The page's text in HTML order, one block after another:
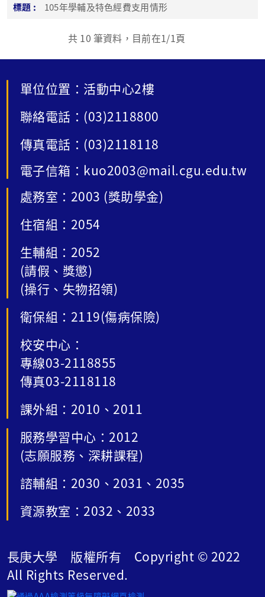
105年學輔及特色經費支用情形
共 10 筆資料，目前在1/1頁
單位位置：活動中心2樓
聯絡電話：(03)2118800
傳真電話：(03)2118118
電子信箱：kuo2003@mail.cgu.edu.tw
處務室：2003 (獎助學金)
住宿組：2054
生輔組：2052
(請假、獎懲)
(操行、失物招領)
衛保組：2119(傷病保險)
校安中心：
專線03-2118855
傳真03-2118118
課外組：2010、2011
服務學習中心：2012
(志願服務、深耕課程)
諮輔組：2030、2031、2035
資源教室：2032、2033
長庚大學 版權所有 Copyright © 2022
All Rights Reserved.